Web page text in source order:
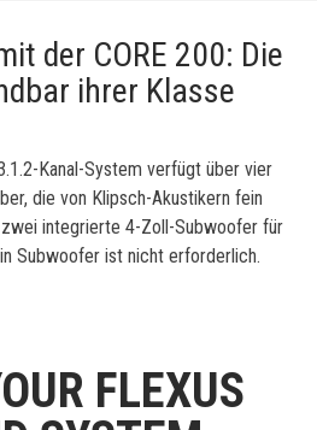
der CORE 200: Die
ihrer Klasse
Kanal-System verfügt über vier
die von Klipsch-Akustikern fein
integrierte 4-Zoll-Subwoofer für
Subwoofer ist nicht erforderlich.
FLEXUS